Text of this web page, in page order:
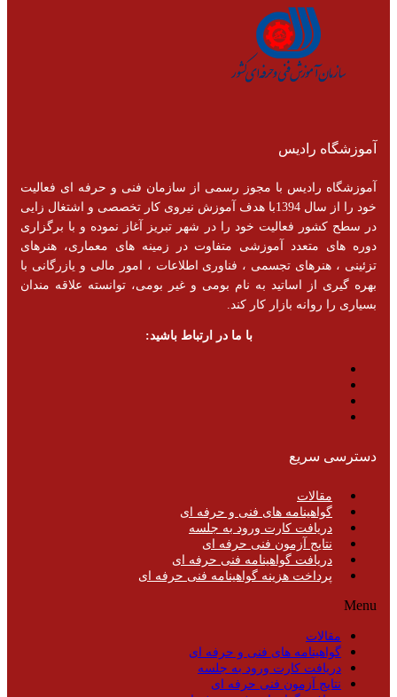
آموزشگاه رادیس
آموزشگاه رادیس با مجوز رسمی از سازمان فنی و حرفه ای فعالیت
خود را از سال 1394با هدف آموزش نیروی کار تخصصی و اشتغال زایی
در سطح کشور فعالیت خود را در شهر تبریز آغاز نموده و با برگزاری
دوره های متعدد آموزشی متفاوت در زمینه های معماری، هنرهای
تزئینی ، هنرهای تجسمی ، فناوری اطلاعات ، امور مالی و یازرگانی با
بهره گیری از اساتید به نام بومی و غیر بومی، توانسته علاقه مندان
بسیاری را روانه بازار کار کند.
با ما در ارتباط باشید:
دسترسی سریع
مقالات
گواهینامه های فنی و حرفه ای
دریافت کارت ورود به جلسه
نتایج آزمون فنی حرفه ای
دریافت گواهینامه فنی حرفه ای
پرداخت هزینه گواهینامه فنی حرفه ای
Menu
مقالات
گواهینامه های فنی و حرفه ای
دریافت کارت ورود به جلسه
نتایج آزمون فنی حرفه ای